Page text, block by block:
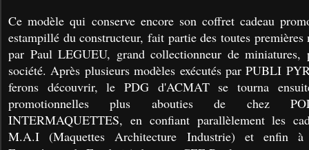
Ce modèle qui conserve encore son coffret cadeau
estampillé du constructeur, fait partie des toutes premières
par Paul LEGUEU, grand collectionneur de miniatures,
société. Après plusieurs modèles exécutés par PUBLI
ferons découvrir, le PDG d'ACMAT se tourna
promotionnelles plus abouties de chez
INTERMAQUETTES, en confiant parallèlement les
M.A.I (Maquettes Architecture Industrie) et enfin